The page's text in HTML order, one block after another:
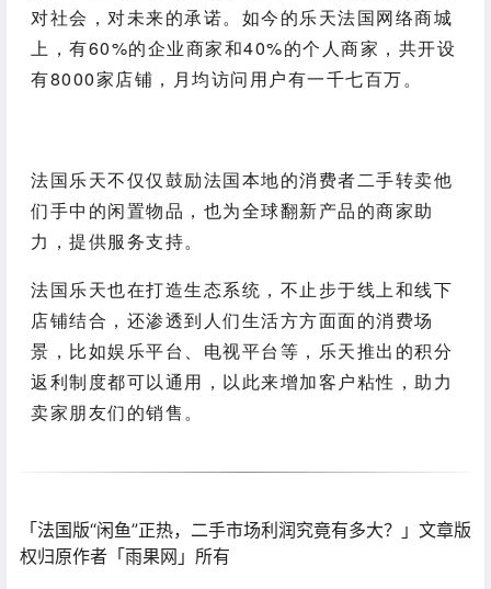
对社会，对未来的承诺。如今的乐天法国网络商城
上，有60%的企业商家和40%的个人商家，共开设
有8000家店铺，月均访问用户有一千七百万。
法国乐天不仅仅鼓励法国本地的消费者二手转卖他
们手中的闲置物品，也为全球翻新产品的商家助
力，提供服务支持。
法国乐天也在打造生态系统，不止步于线上和线下
店铺结合，还渗透到人们生活方方面面的消费场
景，比如娱乐平台、电视平台等，乐天推出的积分
返利制度都可以通用，以此来增加客户粘性，助力
卖家朋友们的销售。
「法国版“闲鱼”正热，二手市场利润究竟有多大？」文章版
权归原作者「雨果网」所有